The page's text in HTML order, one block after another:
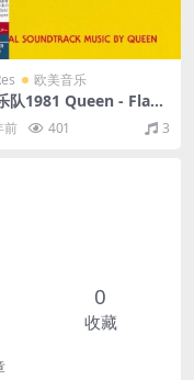
欧美音乐
队1981 Queen - Flash
2012 SHM（SACD/I
）
前 401 3
0
收藏